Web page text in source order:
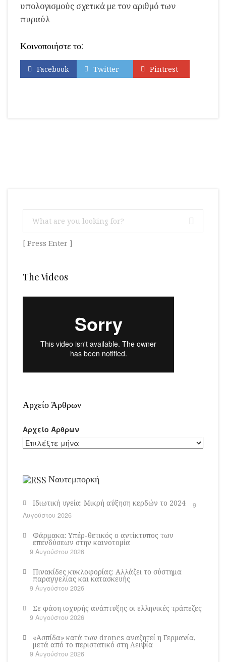
υπολογισμούς σχετικά με τον αριθμό των
πυραύλ
Κοινοποιήστε το:
Facebook Twitter
Pintrest
[ Press Enter ]
The Videos
Αρχείο Άρθρων
Αρχείο Άρθρων
Ναυτεμπορκή
Ιδιωτική υγεία: Μικρή αύξηση κερδών το 2024
9
Αυγούστου 2026
Φάρμακα: Υπέρ-θετικός ο αντίκτυπος των
επενδύσεων στην καινοτομία
9 Αυγούστου 2026
Πινακίδες κυκλοφορίας: Αλλάζει το σύστημα
παραγγελίας και κατασκευής
9 Αυγούστου 2026
Σε φάση ισχυρής ανάπτυξης οι ελληνικές τράπεζες
9 Αυγούστου 2026
«Ασπίδα» κατά των drones αναζητεί η Γερμανία,
μετά από το περιστατικό στη Λειψία
9 Αυγούστου 2026